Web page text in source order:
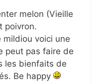
melon (Vieille
poivron.
mildiou voici une
peut pas faire de
les bienfaits de
Be happy